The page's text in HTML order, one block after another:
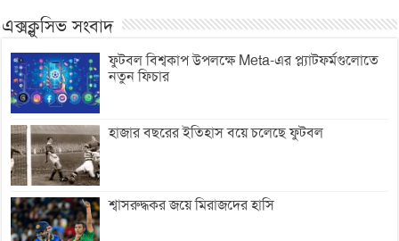
এক্সক্লুসিভ সংবাদ
ফুটবল বিশ্বকাপ উপলক্ষে Meta-এর প্ল্যাটফর্মগুলোতে
নতুন ফিচার
হাজার বছরের ইতিহাস বয়ে চলেছে ফুটবল
শ্বাসরুদ্ধকর জয়ে মিরাজদের হাসি